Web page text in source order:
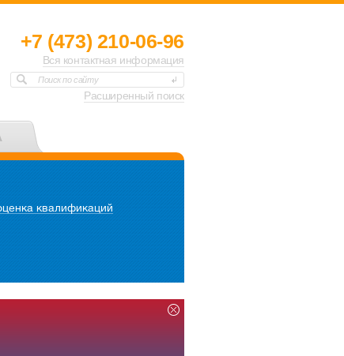
+7 (473) 210-06-96
Вся контактная информация
Поиск по сайту
Расширенный поиск
квалификаций